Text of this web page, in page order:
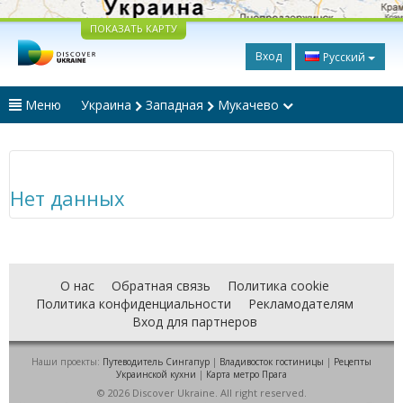
ПОКАЗАТЬ КАРТУ
Вход Русский
Меню Украина Западная Мукачево
Нет данных
О нас Обратная связь
Политика cookie
Политика конфиденциальности
Рекламодателям
Вход для партнеров
Наши проекты: Путеводитель Сингапур | Владивосток гостиницы | Рецепты
Украинской кухни | Карта метро Прага
© 2026 Discover Ukraine. All right reserved.